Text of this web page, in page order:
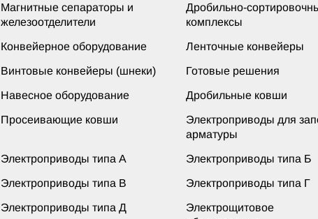
Магнитные сепараторы и
железоотделители
Дробильно-
комплексы
Конвейерное оборудование Ленточные конвейеры
Винтовые конвейеры (шнеки) Готовые решения
Навесное оборудование Дробильные ковши
Просеивающие ковши
Электроприводы для
арматуры
Электроприводы типа А Электроприводы типа Б
Электроприводы типа В Электроприводы типа Г
Электроприводы типа Д
Электрощитовое